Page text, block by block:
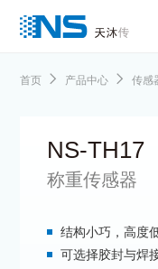
首页 产品中心 传感
NS-TH17
称重传感器
结构小巧，高度
可选择胶封与焊